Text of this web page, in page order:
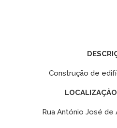
Construção de
Rua António José de